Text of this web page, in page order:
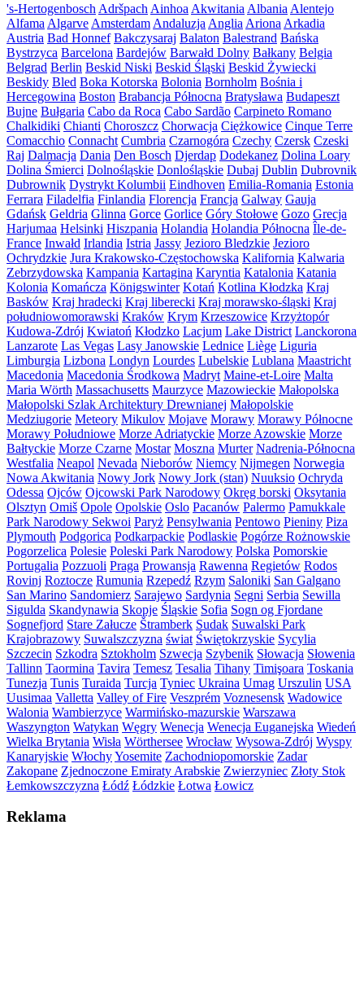
's-Hertogenbosch Adršpach Ainhoa Akwitania Albania Alentejo
Alfama Algarve Amsterdam Andaluzja Anglia Ariona Arkadia
Austria Bad Honnef Bakczysaraj Balaton Balestrand Bańska
Bystrzyca Barcelona Bardejów Barwałd Dolny Bałkany Belgia
Belgrad Berlin Beskid Niski Beskid Śląski Beskid Żywiecki
Beskidy Bled Boka Kotorska Bolonia Bornholm Bośnia i
Hercegowina Boston Brabancja Północna Bratysława Budapeszt
Bujne Bułgaria Cabo da Roca Cabo Sardão Carpineto Romano
Chalkidiki Chianti Choroszcz Chorwacja Ciężkowice Cinque Terre
Comacchio Connacht Cumbria Czarnogóra Czechy Czersk Czeski
Raj Dalmacja Dania Den Bosch Djerdap Dodekanez Dolina Loary
Dolina Śmierci Dolnośląskie Donlośląskie Dubaj Dublin Dubrovnik
Dubrownik Dystrykt Kolumbii Eindhoven Emilia-Romania Estonia
Ferrara Filadelfia Finlandia Florencja Francja Galway Gauja
Gdańsk Geldria Glinna Gorce Gorlice Góry Stołowe Gozo Grecja
Harjumaa Helsinki Hiszpania Holandia Holandia Północna Île-de-
France Inwałd Irlandia Istria Jassy Jezioro Bledzkie Jezioro
Ochrydzkie Jura Krakowsko-Częstochowska Kalifornia Kalwaria
Zebrzydowska Kampania Kartagina Karyntia Katalonia Katania
Kolonia Komańcza Königswinter Kotań Kotlina Kłodzka Kraj
Basków Kraj hradecki Kraj liberecki Kraj morawsko-śląski Kraj
południowomorawski Kraków Krym Krzeszowice Krzyżtopór
Kudowa-Zdrój Kwiatoń Kłodzko Lacjum Lake District Lanckorona
Lanzarote Las Vegas Lasy Janowskie Lednice Liège Liguria
Limburgia Lizbona Londyn Lourdes Lubelskie Lublana Maastricht
Macedonia Macedonia Środkowa Madryt Maine-et-Loire Malta
Maria Wörth Massachusetts Maurzyce Mazowieckie Małopolska
Małopolski Szlak Architektury Drewnianej Małopolskie
Medziugorie Meteory Mikulov Mojave Morawy Morawy Północne
Morawy Południowe Morze Adriatyckie Morze Azowskie Morze
Bałtyckie Morze Czarne Mostar Moszna Murter Nadrenia-Północna
Westfalia Neapol Nevada Nieborów Niemcy Nijmegen Norwegia
Nowa Akwitania Nowy Jork Nowy Jork (stan) Nuuksio Ochryda
Odessa Ojców Ojcowski Park Narodowy Okręg borski Oksytania
Olsztyn Omiš Opole Opolskie Oslo Pacanów Palermo Pamukkale
Park Narodowy Sekwoi Paryż Pensylwania Pentowo Pieniny Piza
Plymouth Podgorica Podkarpackie Podlaskie Pogórze Rożnowskie
Pogorzelica Polesie Poleski Park Narodowy Polska Pomorskie
Portugalia Pozzuoli Praga Prowansja Rawenna Regietów Rodos
Rovinj Roztocze Rumunia Rzepedź Rzym Saloniki San Galgano
San Marino Sandomierz Sarajewo Sardynia Segni Serbia Sewilla
Sigulda Skandynawia Skopje Śląskie Sofia Sogn og Fjordane
Sognefjord Stare Załucze Štramberk Sudak Suwalski Park
Krajobrazowy Suwalszczyzna świat Świętokrzyskie Sycylia
Szczecin Szkodra Sztokholm Szwecja Szybenik Słowacja Słowenia
Tallinn Taormina Tavira Temesz Tesalia Tihany Timişoara Toskania
Tunezja Tunis Turaida Turcja Tyniec Ukraina Umag Urszulin USA
Uusimaa Valletta Valley of Fire Veszprém Voznesensk Wadowice
Walonia Wambierzyce Warmińsko-mazurskie Warszawa
Waszyngton Watykan Węgry Wenecja Wenecja Euganejska Wiedeń
Wielka Brytania Wisła Wörthersee Wrocław Wysowa-Zdrój Wyspy
Kanaryjskie WłochyYosemite Zachodniopomorskie Zadar
Zakopane Zjednoczone Emiraty Arabskie Zwierzyniec Złoty Stok
Łemkowszczyzna Łódź Łódzkie Łotwa Łowicz
Reklama